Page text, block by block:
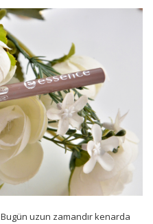
Bugün uzun zamandır kenarda